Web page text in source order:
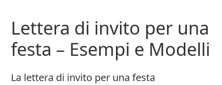
e
Soldi
Online
Lettera di invito per una
festa – Esempi e Modelli
La lettera di invito per una festa